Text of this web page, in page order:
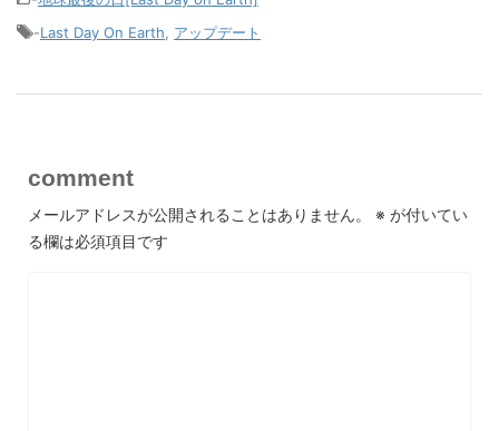
-Last Day On Earth, アップデート
comment
メールアドレスが公開されることはありません。 ※ が付いてい
る欄は必須項目です